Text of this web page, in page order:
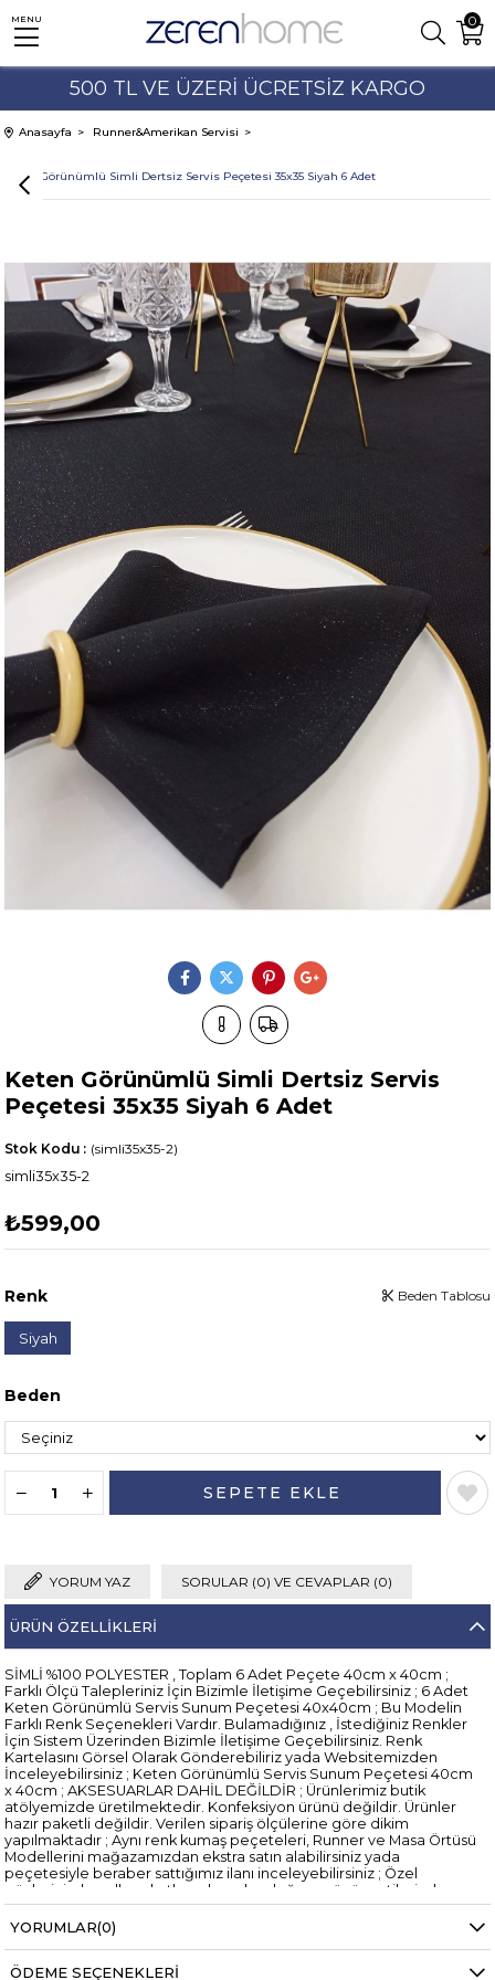
%10'A VARAN İNDİRİMLER
500 TL VE ÜZERİ ÜCRETSİZ KARGO
0
MENU
Anasayfa Runner&Amerikan Servisi
Keten Görünümlü Simli Dertsiz Servis Peçetesi 35x35 Siyah 6 Adet
Keten Görünümlü Simli Dertsiz Servis
Peçetesi 35x35 Siyah 6 Adet
(simli35x35-2)
Stok Kodu
simli35x35-2
₺599,00
Renk
Siyah
Beden Tablosu
Beden
YORUM YAZ SORULAR (0) VE CEVAPLAR (0)
ÜRÜN ÖZELLIKLERI
SİMLİ %100 POLYESTER , Toplam 6 Adet Peçete 40cm x 40cm ;
Farklı Ölçü Talepleriniz İçin Bizimle İletişime Geçebilirsiniz ; 6 Adet
Keten Görünümlü Servis Sunum Peçetesi 40x40cm ; Bu Modelin
Farklı Renk Seçenekleri Vardır. Bulamadığınız , İstediğiniz Renkler
İçin Sistem Üzerinden Bizimle İletişime Geçebilirsiniz. Renk
Kartelasını Görsel Olarak Gönderebiliriz yada Websitemizden
İnceleyebilirsiniz ; Keten Görünümlü Servis Sunum Peçetesi 40cm
x 40cm ; AKSESUARLAR DAHİL DEĞİLDİR ; Ürünlerimiz butik
atölyemizde üretilmektedir. Konfeksiyon ürünü değildir. Ürünler
hazır paketli değildir. Verilen sipariş ölçülerine göre dikim
yapılmaktadır ; Aynı renk kumaş peçeteleri, Runner ve Masa Örtüsü
Modellerini mağazamızdan ekstra satın alabilirsiniz yada
peçetesiyle beraber sattığımız ilanı inceleyebilirsiniz ; Özel
günlerinizde , yılbaşı kutlamalarında , doğum günü partilerinde ,
evlilik yıldönümü kutlamalarında , sevgililer günü yemeğinde ve
daha bir çok özel günde kullanabilirsiniz ; 30/40 derecede yıkanır ;
Lekeye karşı oldukça dayanıklıdır ; Ağartıcı kullanmayınız ; Işıktan
dolayı 1 ton farkı olabilir ; Ürün Videolarımızı Youtube Kanalımızdan
İzleyebilirsiniz Youtube Kanal Adresimiz ; Youtube ZEREN HOME
YORUMLAR(0)
ÖDEME SEÇENEKLERI